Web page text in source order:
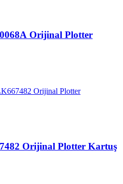
Orijinal Plotter
Orijinal Plotter Kartuş